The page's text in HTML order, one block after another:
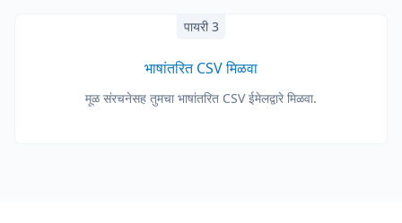
पायरी 3
भाषांतरित CSV मिळवा
मूळ संरचनेसह तुमचा भाषांतरित CSV ईमेलद्वारे मिळवा.